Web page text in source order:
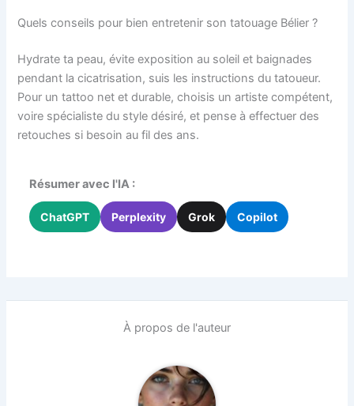
Quels conseils pour bien entretenir son tatouage Bélier ?
Hydrate ta peau, évite exposition au soleil et baignades
pendant la cicatrisation, suis les instructions du tatoueur.
Pour un tattoo net et durable, choisis un artiste compétent,
voire spécialiste du style désiré, et pense à effectuer des
retouches si besoin au fil des ans.
Résumer avec l'IA :
ChatGPT Perplexity Grok Copilot
À propos de l'auteur